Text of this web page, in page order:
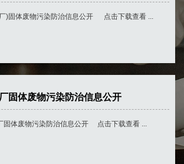
)固体废物污染防治信息公开 点击下载查看 ...
固体废物污染防治信息公开
固体废物污染防治信息公开 点击下载查看 ...